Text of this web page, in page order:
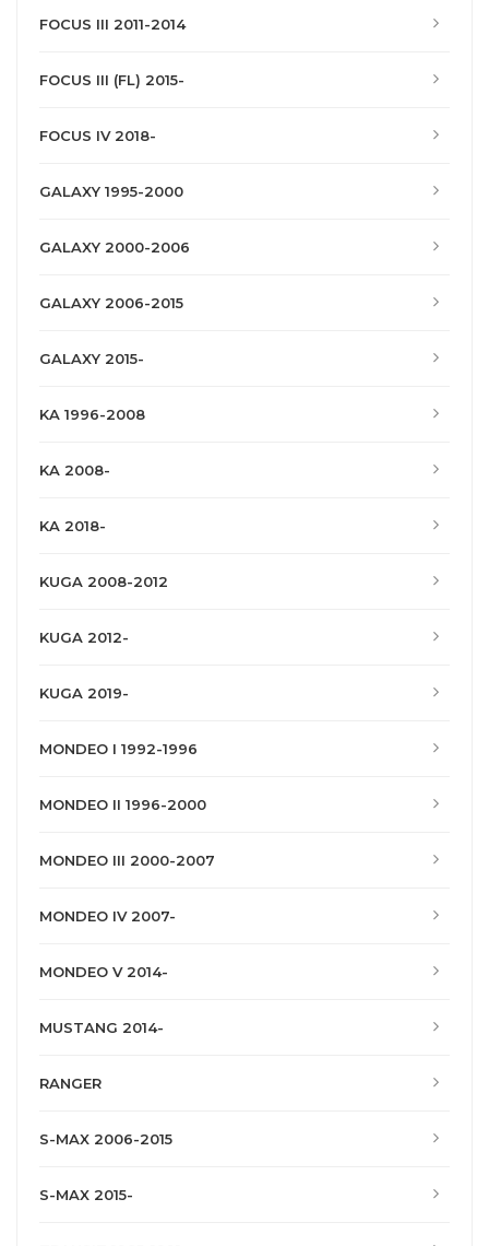
FOCUS III 2011-2014
FOCUS III (FL) 2015-
FOCUS IV 2018-
GALAXY 1995-2000
GALAXY 2000-2006
GALAXY 2006-2015
GALAXY 2015-
KA 1996-2008
KA 2008-
KA 2018-
KUGA 2008-2012
KUGA 2012-
KUGA 2019-
MONDEO I 1992-1996
MONDEO II 1996-2000
MONDEO III 2000-2007
MONDEO IV 2007-
MONDEO V 2014-
MUSTANG 2014-
RANGER
S-MAX 2006-2015
S-MAX 2015-